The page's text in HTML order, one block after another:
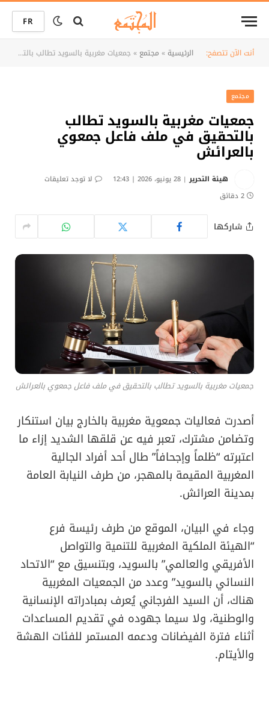
FR
أنت الآن تتصفح: الرئيسية» مجتمع » جمعيات مغربية بالسويد تطالب بالتحقيق في ملف فاعل جمعوي بالعرائش
مجتمع
جمعيات مغربية بالسويد تطالب
بالتحقيق في ملف فاعل جمعوي
بالعرائش
هيئة التحرير 28 يونيو، 2026 | 12:43
لا توجد تعليقات
2 دقائق
شاركها
جمعيات مغربية بالسويد تطالب بالتحقيق في ملف فاعل جمعوي بالعرائش
أصدرت فعاليات جمعوية مغربية بالخارج بيان استنكار
وتضامن مشترك، تعبر فيه عن قلقها الشديد إزاء ما
اعتبرته “ظلماً وإجحافاً” طال أحد أفراد الجالية
المغربية المقيمة بالمهجر، من طرف النيابة العامة
بمدينة العرائش.
​وجاء في البيان، الموقع من طرف رئيسة فرع
“الهيئة الملكية المغربية للتنمية والتواصل
الأفريقي والعالمي” بالسويد، وبتنسيق مع “الاتحاد
النسائي بالسويد” وعدد من الجمعيات المغربية
هناك، أن السيد الفرجاني يُعرف بمبادراته الإنسانية
والوطنية، ولا سيما جهوده في تقديم المساعدات
أثناء فترة الفيضانات ودعمه المستمر للفئات الهشة
والأيتام.